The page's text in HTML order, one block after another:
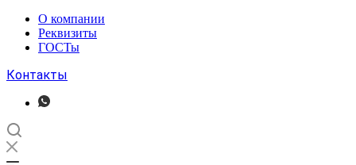
О компании
Реквизиты
ГОСТы
Контакты